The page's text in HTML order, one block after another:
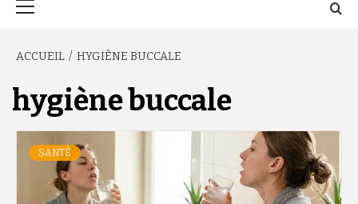
ACCUEIL HYGIÈNE BUCCALE
hygiène buccale
SANTÉ